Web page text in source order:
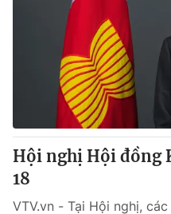
Hội nghị Hội đồng
18
VTV.vn - Tại Hội nghị,